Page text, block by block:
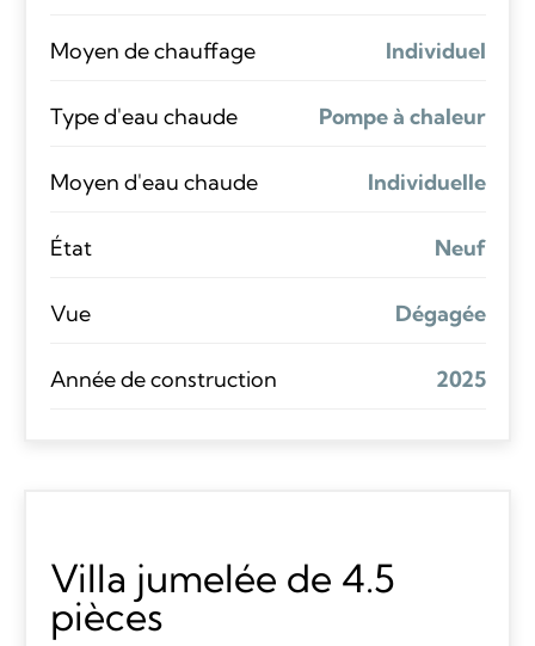
Moyen de chauffage Individuel
Type d'eau chaude Pompe à chaleur
Moyen d'eau chaude Individuelle
État Neuf
Vue Dégagée
Année de construction 2025
Villa jumelée de 4.5
pièces